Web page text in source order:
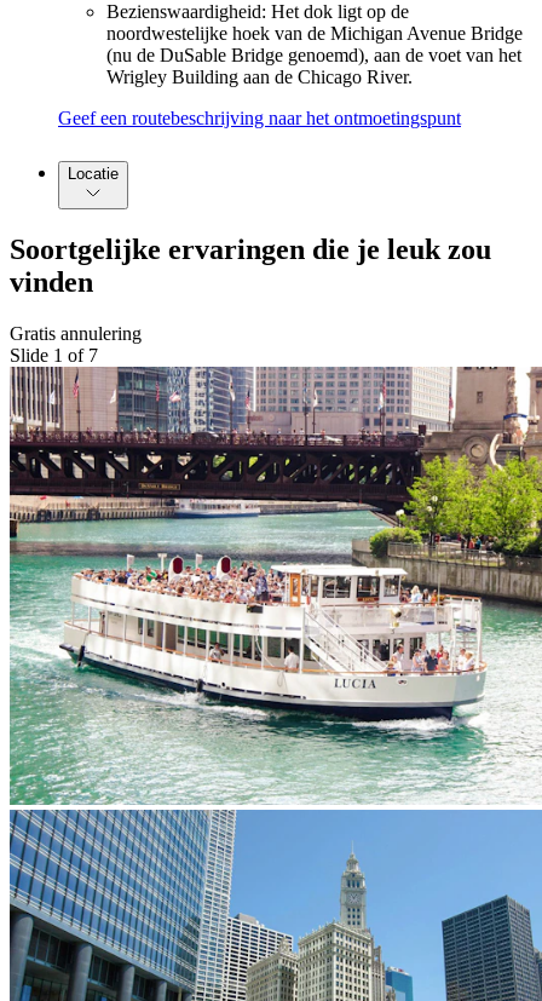
Bezienswaardigheid: Het dok ligt op de
noordwestelijke hoek van de Michigan Avenue Bridge
(nu de DuSable Bridge genoemd), aan de voet van het
Wrigley Building aan de Chicago River.
Geef een routebeschrijving naar het ontmoetingspunt
Locatie
Soortgelijke ervaringen die je leuk zou
vinden
Gratis annulering
Slide 1 of 7